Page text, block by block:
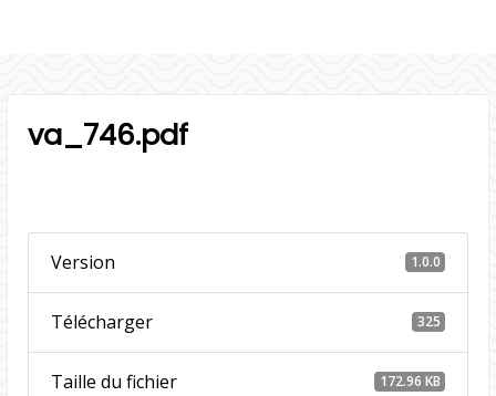
va_746.pdf
Version 1.0.0
Télécharger 325
Taille du fichier 172.96 KB